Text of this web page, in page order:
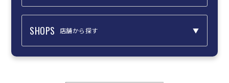
セダン
ツーリング
カブリオレ
セダン ツーリング
SHOPS 店舗から探す